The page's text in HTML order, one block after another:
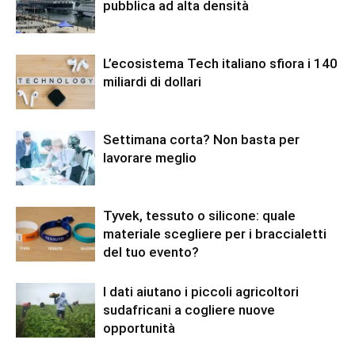
pubblica ad alta densità
L’ecosistema Tech italiano sfiora i 140
miliardi di dollari
Settimana corta? Non basta per
lavorare meglio
Tyvek, tessuto o silicone: quale
materiale scegliere per i braccialetti
del tuo evento?
I dati aiutano i piccoli agricoltori
sudafricani a cogliere nuove
opportunità